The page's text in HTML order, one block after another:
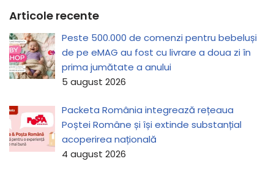
Articole recente
Peste 500.000 de comenzi pentru bebeluși
de pe eMAG au fost cu livrare a doua zi în
prima jumătate a anului
5 august 2026
Packeta România integrează rețeaua
Poștei Române și își extinde substanțial
acoperirea națională
4 august 2026